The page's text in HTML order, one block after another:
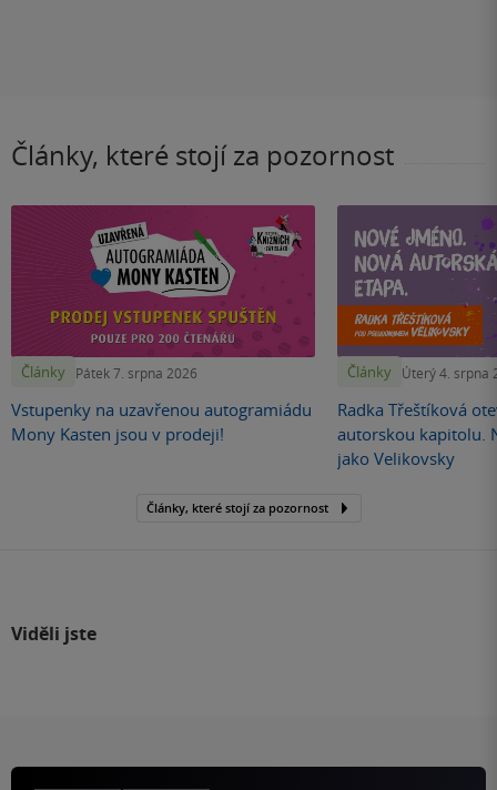
Články, které stojí za pozornost
Články Pátek 7. srpna 2026
Vstupenky na uzavřenou autogramiádu
Mony Kasten jsou v prodeji!
Články Úterý 4. srpna
Radka Třeštíková
autorskou kapitolu.
jako Velikovsky
Články, které stojí za pozornost
Viděli jste